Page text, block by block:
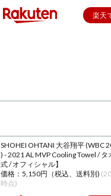
楽天
SHOHEI OHTANI 大谷翔平 (WBC
) - 2021 AL MVP Cooling Towel / タ
式 / オフィシャル】
価格：5,150円（税込、送料別)
時点)